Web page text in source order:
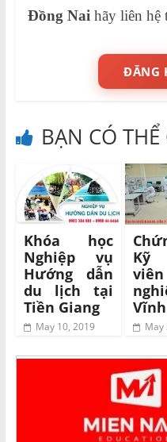
Đồng Naihãy liên hệ
ĐĂNG
BẠN CÓ
Khóa học
Nghiệp vụ
Hướng dẫn
du lịch tại
Tiền Giang
May 10, 2019
Kỹ
May